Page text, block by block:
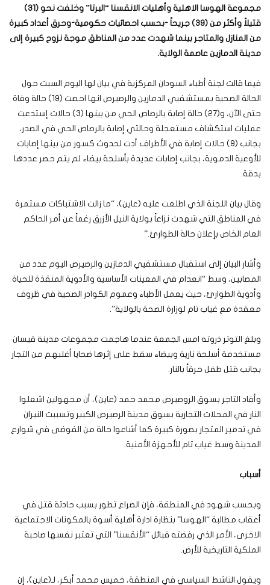
مجموعة الهوسا الاهلية وأهليات الانقسنا “البرتا” وخلفت نحو (31)
قتيلاً وأكثر من (39) جريحاً -بحسب احصائيات حكومية-وحرق أعداد كبيرة
من المنازل والمتاجر بينما شهدت عدد من المناطق موجة نزوح كبيرة إلى
مدينة الدمازين عاصمة الولاية.
فيما قالت لجنة أطباء السودان المركزية في بيان لها اليوم السبت حول
الحالة الصحية بمستشفيي الدمازين والرصيرص انها احصت (19) حالة وفاة
حتى الآن، و(27) حالة إصابة بالرصاص الحي من بينها (3) حالات إستدعت
عمليات استكشاف مستعجلة وحالتي إصابة بالرصاص الحي في الصدر،
بجانب (9) حالات إصابة في الأطراف أدت لحدوث كسور من بينها إصابات
للأوعية الدموية، بجانب إصابات عديدة بأسلحة بيضاء لم يتم حصر عددها
بدقة.
وقال بيان اللجنة الذي اطلعت عليه (عاين)، “ما زالت الاشتباكات مستمرة
في المناطق التي شهدت نزاعاً بولاية النيل الأزرق رغماً عن أمر الحاكم
العام الخاص بإعلان حالة الطوارئ.”
وأشار البيان إلى استقبال مستشفيي الدمازين والرصيرص اليوم عدد من
المصابين، وسط “انعدام في المعينات الأساسية والأدوية المنقذة للحياة
وأدوية الطوارئ، حيث يعمل الأطباء وعموم الكوادر الصحية في ظروف
معقدة مع غياب تام لوزارة الصحة بالولاية”.
وبلغ التوتر ذروته امس الجمعة عندما هاجمت مجموعات مدينة قيسان
مستخدمة أسلحة نارية وبيضاء سقط على إثرها ضحايا أغلبهم من التجار
بجانب قتل طفل حرقاً بالنار.
وأفاد التاجر بسوق الروصيرص محمد حمد (عاين)، أن مجهولين اشعلوا
النار في المحلات التجارية بسوق مدينة الرصيرص الكبير وتسببت النيران
في تدمير المتجار بصورة كبيرة كما أشاعوا حالة من الفوضى في شوارع
المدينة وسط غياب تام للأجهزة الأمنية.
أسباب
وبحسب شهود في المنطقة، فإن الصراع تطور بسبب حادثة قتل في
أعقاب مطالبة “الهوسا” بنظارة ادارة أهلية أسوة بالمكونات الاجتماعية
الاخرى، الأمر الذي رفضته قبائل “الأنقسنا” التي تعتبر نفسها صاحبة
الملكية التاريخية للأرض.
ويقول الناشط السياسي في المنطقة، خميس محمد أبكر، لـ(عاين)، إن